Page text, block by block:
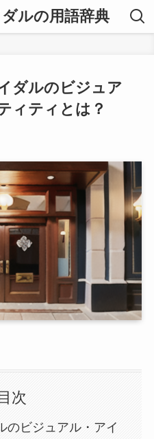
ルの用語辞典
ダルのビジュア
ィティとは？
目次
のビジュアル・アイ